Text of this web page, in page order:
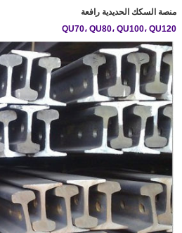
منصة السكك الحديدية رافعة
QU70، QU80، QU100، QU120